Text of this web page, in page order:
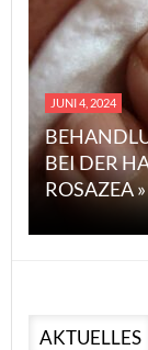
JUNI 4, 2024
BEI DER
ROSAZEA »
AKTUELLES